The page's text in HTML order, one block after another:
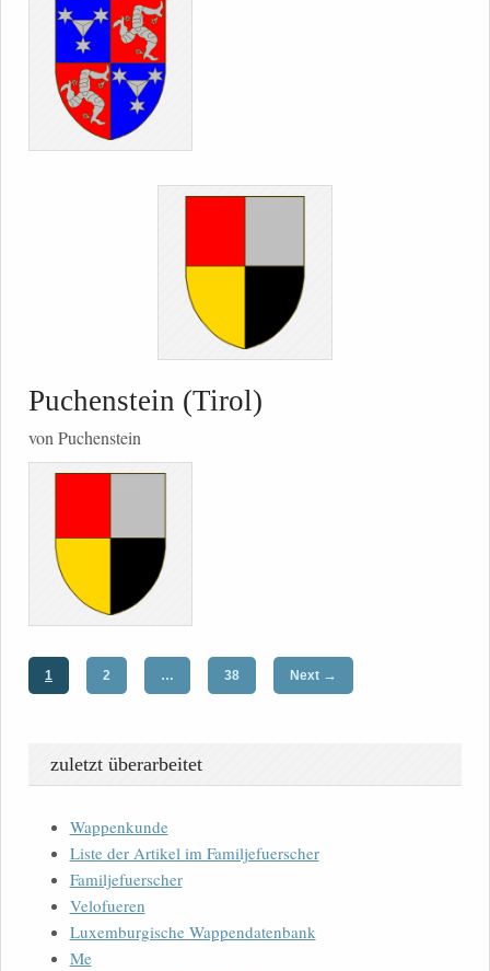
Puchenstein (Tirol)
von Puchenstein
1 2 … 38 Next →
zuletzt überarbeitet
Wappenkunde
Liste der Artikel im Familjefuerscher
Familjefuerscher
Velofueren
Luxemburgische Wappendatenbank
Me